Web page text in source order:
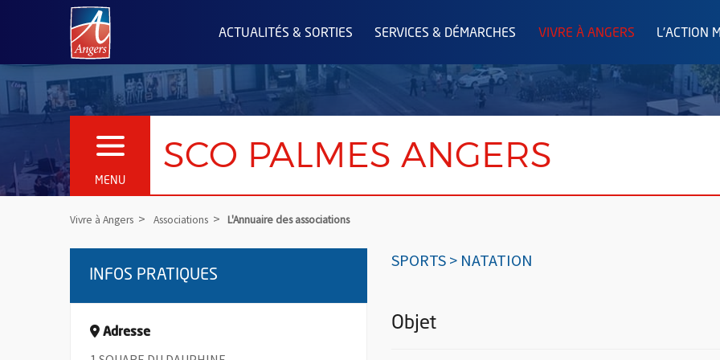
Angers.fr : Retour à l'accueil
ACTUALITÉS & SORTIES SERVICES & DÉMARCHES VIVRE À ANGERS L'ACTION
MENU
OUVRIR LE MENU SCO PALMES ANGERS
Vivre à Angers Associations L'Annuaire des associations
SPORTS > NATATION
Objet
INFOS PRATIQUES
Adresse